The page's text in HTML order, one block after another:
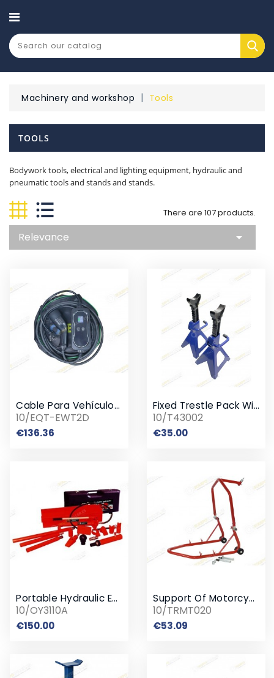
CATEGORY
Machinery and workshop Tools
TOOLS
Bodywork tools, electrical and lighting equipment, hydraulic and
pneumatic tools and stands and stands.
There are 107 products.
Relevance 
Cable Para Vehículos Eléctricos Enchufe Schuko
10/EQT-EWT2D
€136.36
Fixed Trestle Pack With Ratchet
10/T43002
€35.00Price
Portable Hydraulic Equipment 10 Ton
10/OY3110A
€150.00Price
Support Of Motorcycles Front 400 Kg
10/TRMT020
€53.09